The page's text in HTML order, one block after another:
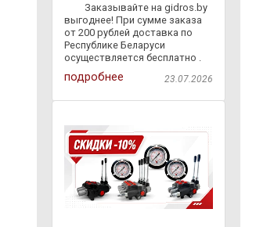
⠀ ⠀ Заказывайте на gidros.by
выгоднее! При сумме заказа
от 200 рублей доставка по
Республике Беларуси
осуществляется бесплатно .
Мы быстро доставим
гидравлическое
лишних затрат и
подробнее 23.07.2026